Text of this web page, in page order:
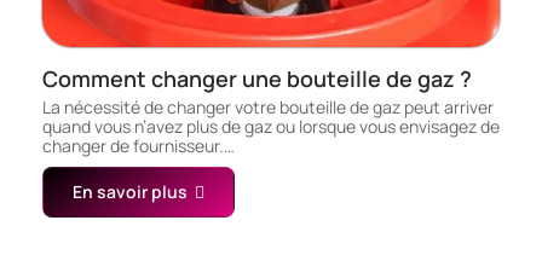
Comment changer une bouteille de gaz ?
La nécessité de changer votre bouteille de gaz peut arriver
quand vous n’avez plus de gaz ou lorsque vous envisagez de
changer de fournisseur.…
En savoir plus